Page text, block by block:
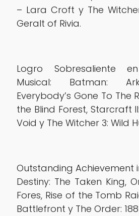
– Lara Croft y The
Geralt of Rivia.
Logro Sobresaliente
Musical: Batman:
Everybody’s Gone To The
the Blind Forest, Starcraft
Void y The Witcher 3: Wild
Outstanding Achievement
Destiny: The Taken King,
Fores, Rise of the Tomb
Battlefront y The Order: